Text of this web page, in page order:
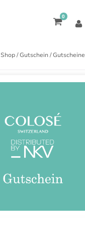
0
Shop/Gutschein/ Gutscheine